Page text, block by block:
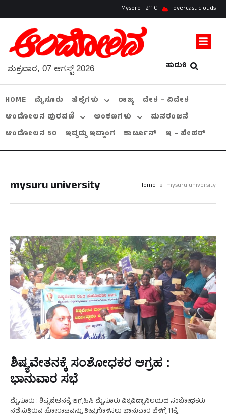
Mysore 21 overcast clouds
ಹುಡುಕಿ
ಶುಕ್ರವಾರ, 07 ಆಗಸ್ಟ್ 2026
HOME ಮೈಸೂರು ಜಿಲ್ಲೆಗಳು ರಾಜ್ಯ
ದೇಶ – ವಿದೇಶ
ಆಂದೋಲನ ಪುರವಣಿ
ಅಂಕಣಗಳು
ಮನರಂಜನೆ
ಆಂದೋಲನ 50
ಇದ್ದದ್ದು ಇದ್ಹಾಂಗ ಕಾರ್ಟೂನ್ ಇ – ಪೇಪರ್
mysuru university Home mysuru university
ಶಿಷ್ಯವೇತನಕ್ಕೆ ಸಂಶೋಧಕರ ಆಗ್ರಹ :
ಭಾನುವಾರ ಸಭೆ
ಮೈಸೂರು : ಶಿಷ್ಯವೇತನಕ್ಕೆ ಆಗ್ರಹಿಸಿ ಮೈಸೂರು ವಿಶ್ವವಿದ್ಯಾನಿಲಯದ ಸಂಶೋಧಕರು